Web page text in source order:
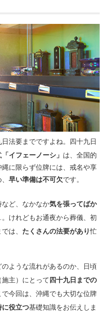
法要までですよね。四十九日
「イフェーノーシ」 は、全国的
に限らず位牌には、戒名や享
、早い準備は不可欠です。
ど、なかなか気を張ってばか
けれどもお通夜から葬儀、初
は、 たくさんの法要があり忙
のような流れがあるのか、日頃
主）にとって 四十九日までの
今回は、沖縄でも大切な位牌
に役立つ基礎知識をお伝えしま